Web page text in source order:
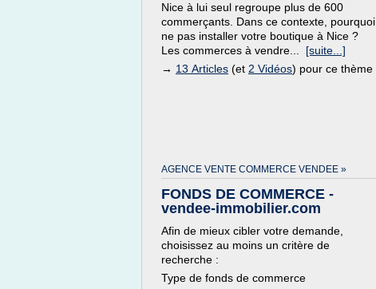
Nice à lui seul regroupe plus de 600
commerçants. Dans ce contexte, pourquoi
ne pas installer votre boutique à Nice ?
Les commerces à vendre... [suite...]
→ 13 Articles (et 2 Vidéos) pour ce thème
AGENCE VENTE COMMERCE VENDEE »
FONDS DE COMMERCE -
vendee-immobilier.com
Afin de mieux cibler votre demande,
choisissez au moins un critère de
recherche :
Type de fonds de commerce